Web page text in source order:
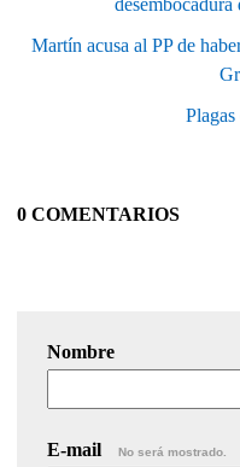
Martín acusa al PP de
0 COMENTARIOS
Nombre
E-mail No será mostrado.